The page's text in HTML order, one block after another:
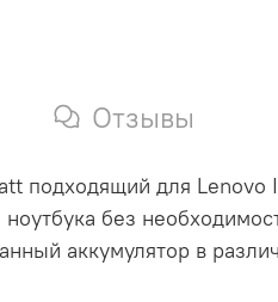
Отзывы
подходящий для
без
аккумулятор в